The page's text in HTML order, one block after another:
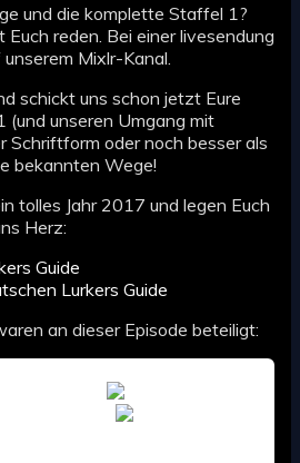
und die komplette Staffel 1?
reden. Bei einer livesendung
Mixlr-Kanal.
schickt uns schon jetzt Eure
(und unseren Umgang mit
Schriftform oder noch besser als
bekannten Wege!
tolles Jahr 2017 und legen Euch
Herz:
Guide
Lurkers Guide
an dieser Episode beteiligt: